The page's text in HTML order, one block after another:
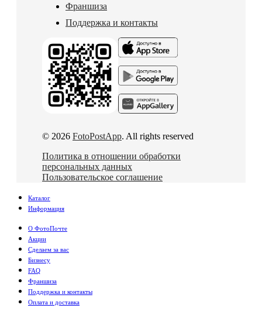
Франшиза
Поддержка и контакты
© 2026 FotoPostApp. All rights reserved
Политика в отношении обработки
персональных данных
Пользовательское соглашение
Каталог
Информация
О ФотоПочте
Акции
Сделаем за вас
Бизнесу
FAQ
Франшиза
Поддержка и контакты
Оплата и доставка